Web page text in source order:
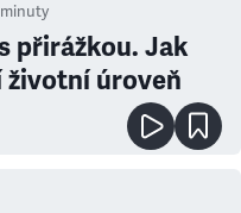
minuty
přirážkou. Jak
životní úroveň